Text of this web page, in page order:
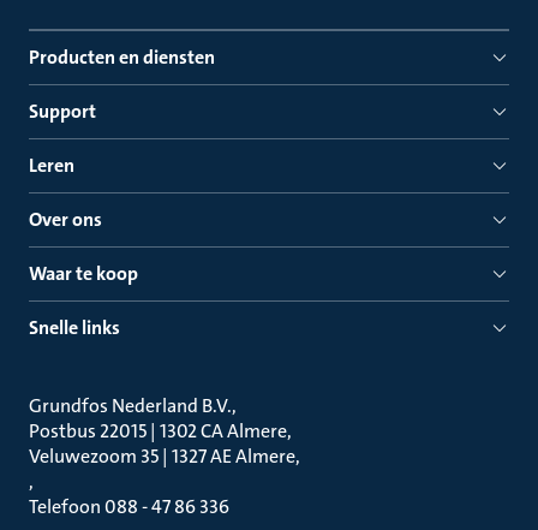
Producten en diensten
Support
Leren
Over ons
Waar te koop
Snelle links
Grundfos Nederland B.V.
Postbus 22015 | 1302 CA Almere
Veluwezoom 35 | 1327 AE Almere
Telefoon 088 - 47 86 336